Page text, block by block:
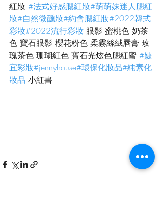
紅妝 #法式好感腮紅妝#萌萌妹迷人腮紅
妝#自然微醺妝#約會腮紅妝#2022韓式
彩妝#2022流行彩妝 眼影 蜜桃色 奶茶
色 寶石眼影 櫻花粉色 柔霧絲絨唇膏 玫
瑰茶色 珊瑚紅色 寶石光炫色腮紅蜜 #婕
宜彩妝#jennyhouse#環保化妝品#純素化
妝品 小紅書